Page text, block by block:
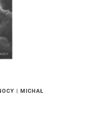
| MICHAŁ